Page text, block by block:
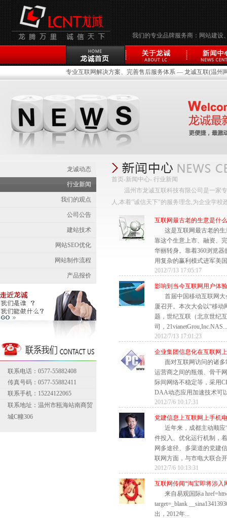
我们的专业品牌服务商：网站建设
专业互联网解决方案、完善售后服务体系 — 龙诚互联(温州
龙诚动态
行业新闻
我们的观点
公司公告
建站技术
网站SEO优化
网站制作流程
产品报价
联系电话：0577-55882408
传真号码：0577-55882411
联系手机：15224122065
联系地址：温州市瓯海站南商贸
城C幢306
首页-新闻中心- 行业新闻
温州市龙诚互联科技有限公司是一家
人,本着”诚信天下"的服务理念,为企业学
互联网最古老的生意是什么
这是互联网最古老的
靠这个生意上市、融资、
华丽转身。靠着360浏览
用复杂的赢利模式进军美
2012/7/13 17:05:17
影响到当今互联网用户体
首届中国移动互联网
厦召开。本次大会以“移动
题，世纪互联（北京世纪
司，21vianetGrou,Inc.NAS...
2012/7/13 17:01:23
企业集团信息化在互联网
面对互联网访问的诸
运营商之间的瓶颈、骨干
际间网络不稳定等，采用
DAA动态应用加速技术可
2012/7/6 10:17:31
党建信息上互联网上手机
近年来，成都主动顺
件投入、优化运行机制，
网多途径、多渠道的党建
联网方面，与市电大联合
2012/7/6 10:13:31
互联网传闻“淘宝即将涉入
来自易观国际a
target=_blank
出，2012年...